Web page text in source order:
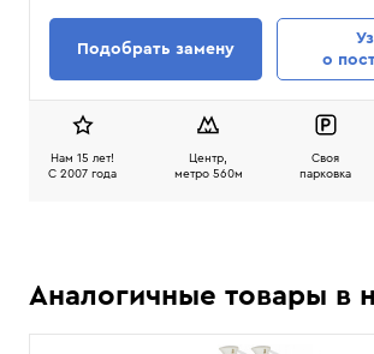
Подобрать замену
о
Нам 15 лет!
C 2007 года
Центр,
метро 560м
Своя
парковка
Аналогичные товары в